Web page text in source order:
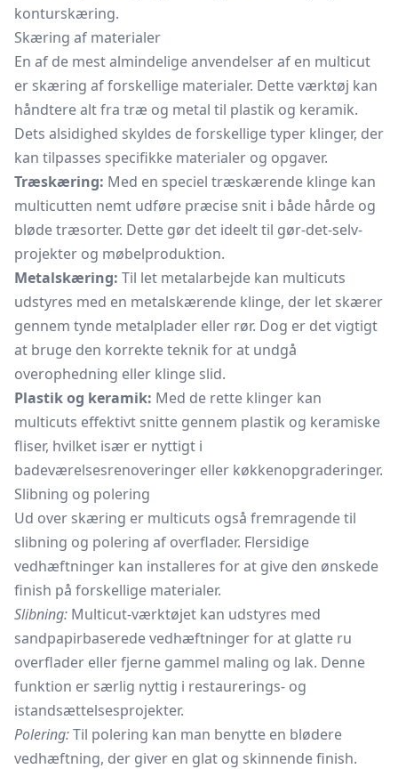
konturskæring.
Skæring af materialer
En af de mest almindelige anvendelser af en multicut
er skæring af forskellige materialer. Dette værktøj kan
håndtere alt fra træ og metal til plastik og keramik.
Dets alsidighed skyldes de forskellige typer klinger, der
kan tilpasses specifikke materialer og opgaver.
Træskæring: Med en speciel træskærende klinge kan
multicutten nemt udføre præcise snit i både hårde og
bløde træsorter. Dette gør det ideelt til gør-det-selv-
projekter og møbelproduktion.
Metalskæring: Til let metalarbejde kan multicuts
udstyres med en metalskærende klinge, der let skærer
gennem tynde metalplader eller rør. Dog er det vigtigt
at bruge den korrekte teknik for at undgå
overophedning eller klinge slid.
Plastik og keramik: Med de rette klinger kan
multicuts effektivt snitte gennem plastik og keramiske
fliser, hvilket især er nyttigt i
badeværelsesrenoveringer eller køkkenopgraderinger.
Slibning og polering
Ud over skæring er multicuts også fremragende til
slibning og polering af overflader. Flersidige
vedhæftninger kan installeres for at give den ønskede
finish på forskellige materialer.
Slibning: Multicut-værktøjet kan udstyres med
sandpapirbaserede vedhæftninger for at glatte ru
overflader eller fjerne gammel maling og lak. Denne
funktion er særlig nyttig i restaurerings- og
istandsættelsesprojekter.
Polering:Til polering kan man benytte en blødere
vedhæftning, der giver en glat og skinnende finish.